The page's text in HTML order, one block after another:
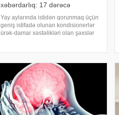
xəbərdarlıq: 17 dərəcə
Yay aylarında istidən qorunmaq üçün
geniş istifadə olunan kondisionerlər
ürək-damar xəstəlikləri olan şəxslər